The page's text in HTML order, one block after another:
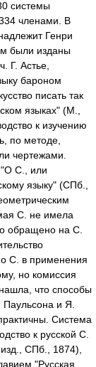
системы
членами. В
Генри
были изданы
Г. Астье,
бароном
писать так
языках" (М.,
к изучению
по методе,
чертежами.
С., или
языку" (СПб.,
С. не имела
обращено на С.
С. в применения
но комиссия
что способы
и Я.
Система
к русской С.
СПб., 1874),
"Русская